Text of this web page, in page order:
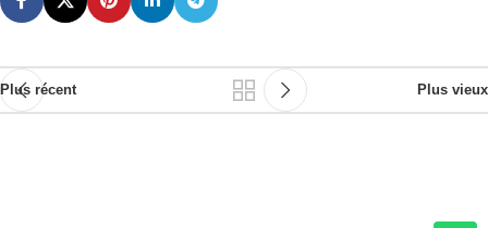
Plus récent Plus vieux